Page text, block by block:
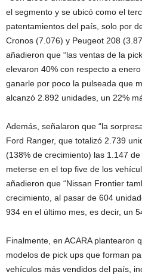
el segmento y se ubicó como el
patentamientos del país, solo por
Cronos (7.076) y Peugeot 208
añadieron que “las ventas de la
elevaron 40% con respecto a
ganarle por poco la pulseada que
alcanzó 2.892 unidades, un 22%
Además, señalaron que “la
Ford Ranger, que totalizó 2.739
(138% de crecimiento) las 1.147
meterse en el top five de los
añadieron que “Nissan Frontier
crecimiento, al pasar de 604
934 en el último mes, es decir, un
Finalmente, en ACARA plantearon
modelos de pick ups que forman
vehículos más vendidos del país,